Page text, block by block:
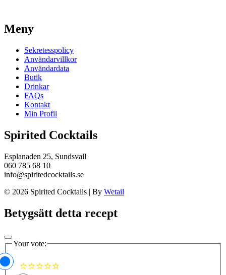
Meny
Sekretesspolicy
Användarvillkor
Användardata
Butik
Drinkar
FAQs
Kontakt
Min Profil
Spirited Cocktails
Esplanaden 25, Sundsvall
060 785 68 10
info@spiritedcocktails.se
© 2026 Spirited Cocktails | By Wetail
Betygsätt detta recept
Your vote: